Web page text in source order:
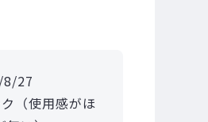
27
（使用感がほ